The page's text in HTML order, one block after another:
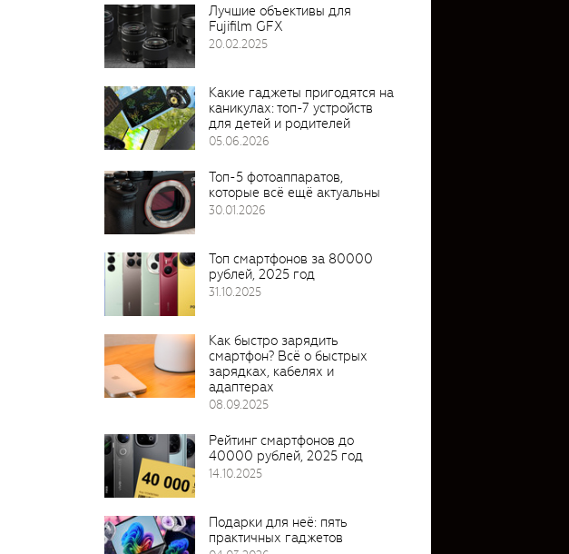
Лучшие объективы для
Fujifilm GFX
20.02.2025
Какие гаджеты пригодятся на
каникулах: топ-7 устройств
для детей и родителей
05.06.2026
Топ-5 фотоаппаратов,
которые всё ещё актуальны
30.01.2026
Топ смартфонов за 80000
рублей, 2025 год
31.10.2025
Как быстро зарядить
смартфон? Всё о быстрых
зарядках, кабелях и
адаптерах
08.09.2025
Рейтинг смартфонов до
40000 рублей, 2025 год
14.10.2025
Подарки для неё: пять
практичных гаджетов